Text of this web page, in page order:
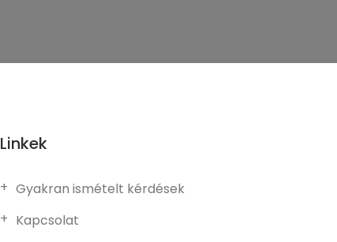
Linkek
Gyakran ismételt kérdések
Kapcsolat